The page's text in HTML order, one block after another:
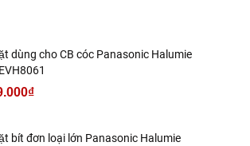
dùng cho CB cóc Panasonic Halumie
bít đơn loại lớn Panasonic Halumie